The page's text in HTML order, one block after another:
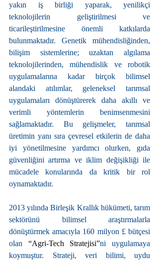
yakın iş birliği yaparak, yenilikçi
teknolojilerin geliştirilmesi ve
ticarileştirilmesine önemli katkılarda
bulunmaktadır. Genetik mühendisliğinden,
bilişim sistemlerine; uzaktan algılama
teknolojilerinden, mühendislik ve robotik
uygulamalarına kadar birçok bilimsel
alandaki atılımlar, geleneksel tarımsal
uygulamaları dönüştürerek daha akıllı ve
verimli yöntemlerin benimsenmesini
sağlamaktadır. Bu gelişmeler, tarımsal
üretimin yanı sıra çevresel etkilerin de daha
iyi yönetilmesine yardımcı olurken, gıda
güvenliğini artırma ve iklim değişikliği ile
mücadele konularında da kritik bir rol
oynamaktadır.
2013 yılında Birleşik Krallık hükümeti, tarım
sektörünü bilimsel araştırmalarla
dönüştürmek amacıyla 160 milyon £ bütçesi
olan “Agri-Tech Stratejisi”ni uygulamaya
koymuştur. Strateji, veri bilimi, uydu